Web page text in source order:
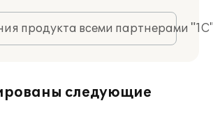
продукта всеми партнерами
следующие